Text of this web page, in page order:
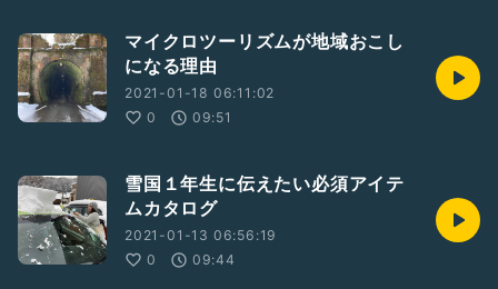
マイクロツーリズムが地域おこし
になる理由
2021-01-18 06:11:02
0
09:51
雪国１年生に伝えたい必須アイテ
ムカタログ
2021-01-13 06:56:19
0
09:44